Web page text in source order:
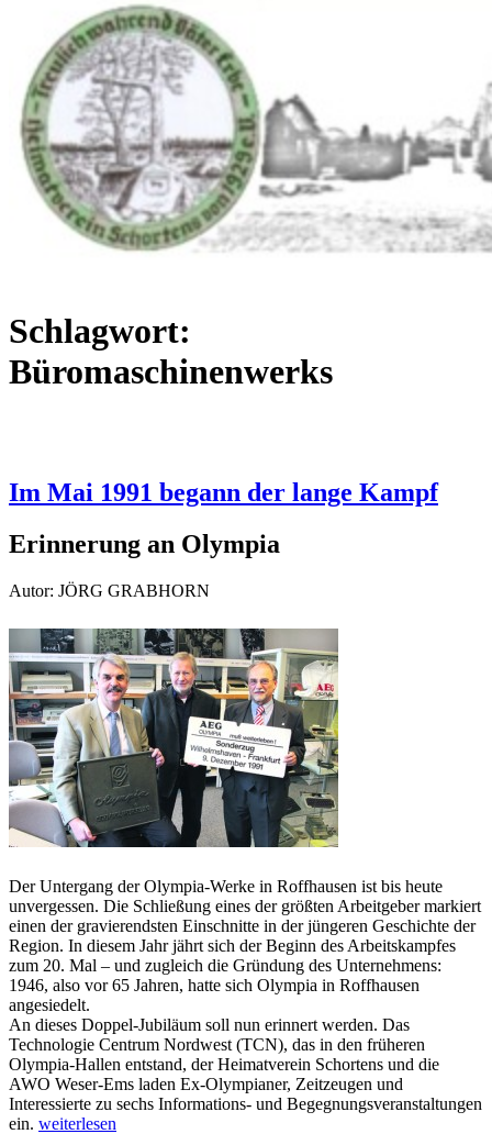
Schlagwort:
Büromaschinenwerks
Im Mai 1991 begann der lange Kampf
Erinnerung an Olympia
Autor: JÖRG GRABHORN
Der Untergang der Olympia-Werke in Roffhausen ist bis heute
unvergessen. Die Schließung eines der größten Arbeitgeber markiert
einen der gravierendsten Einschnitte in der jüngeren Geschichte der
Region. In diesem Jahr jährt sich der Beginn des Arbeitskampfes
zum 20. Mal – und zugleich die Gründung des Unternehmens:
1946, also vor 65 Jahren, hatte sich Olympia in Roffhausen
angesiedelt.
An dieses Doppel-Jubiläum soll nun erinnert werden. Das
Technologie Centrum Nordwest (TCN), das in den früheren
Olympia-Hallen entstand, der Heimatverein Schortens und die
AWO Weser-Ems laden Ex-Olympianer, Zeitzeugen und
Interessierte zu sechs Informations- und Begegnungsveranstaltungen
ein. „Im
weiterlesen